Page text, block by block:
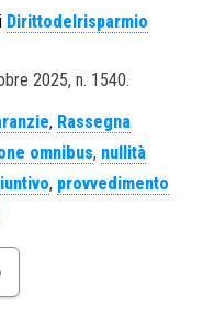
Dirittodelrisparmio
2025, n. 1540.
, Rassegna
omnibus, nullità
, provvedimento